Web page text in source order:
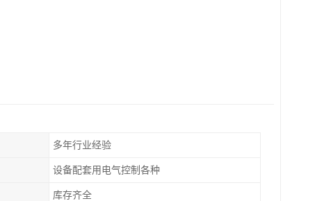
多年行业经验
设备配套用电气控制各种
库存齐全